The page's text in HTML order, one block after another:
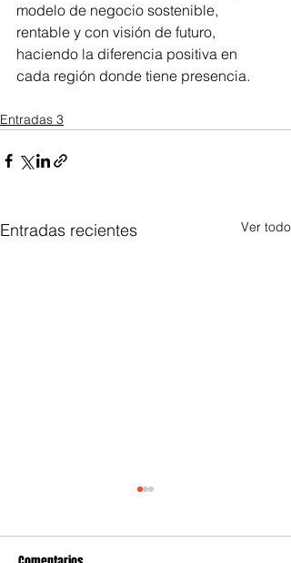
modelo de negocio sostenible,
rentable y con visión de futuro,
haciendo la diferencia positiva en
cada región donde tiene presencia.
Entradas 3
Entradas recientes Ver todo